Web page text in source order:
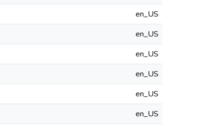
en_US
en_US
en_US
en_US
en_US
en_US